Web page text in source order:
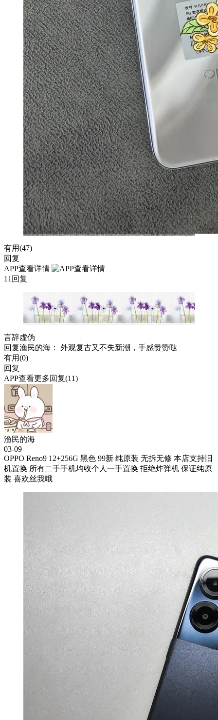
有用(47)
回复
APP查看详情
11回复
言辞虚伪
回复渔民的海 ： 外观复古又不失新潮，手感赞赞哒
有用(0)
回复
APP查看更多回复(11)
渔民的海
03-09
OPPO Reno9 12+256G 黑色 99新 纯原装 无拆无修 本店支持旧
机置换 所有二手手机均收个人一手置换 拒绝炸弹机 保证纯原
装 喜欢丝我哦